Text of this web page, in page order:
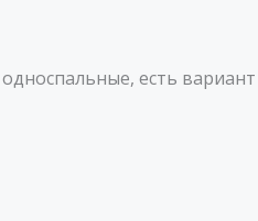
есть